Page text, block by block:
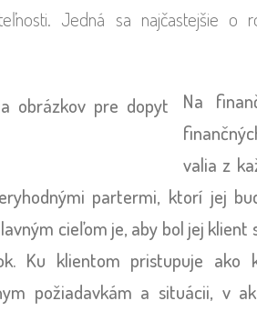
Jedná sa najčastejšie o
Na
valia z
partermi, ktorí jej
cieľom je, aby bol jej klient
Ku klientom pristupuje ako
požiadavkám a situácii, v